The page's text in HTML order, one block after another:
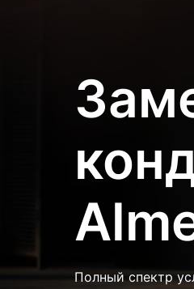
Полный спектр